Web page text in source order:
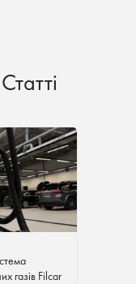
газів Filcar